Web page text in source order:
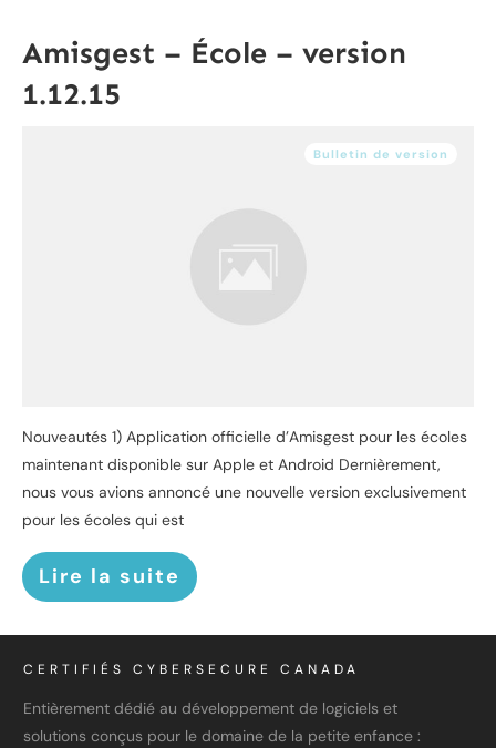
Amisgest – École – version
1.12.15
Bulletin de version
Nouveautés 1) Application officielle d’Amisgest pour les écoles
maintenant disponible sur Apple et Android Dernièrement,
nous vous avions annoncé une nouvelle version exclusivement
pour les écoles qui est
Lire la suite
CERTIFIÉS CYBERSECURE CANADA
Entièrement dédié au développement de logiciels et
solutions conçus pour le domaine de la petite enfance :